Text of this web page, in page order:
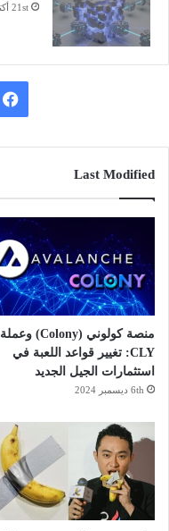
21st أكتوبر 2023
Last Modified
منصة كولوني (Colony) وعملة
CLY: تغيير قواعد اللعبة في
استثمارات الجيل الجديد
6th ديسمبر 2024